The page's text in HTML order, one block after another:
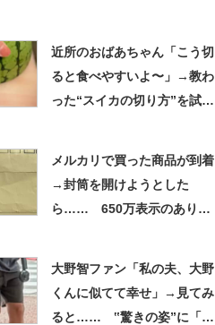
近所のおばあちゃん「こう切
ると食べやすいよ〜」→教わ
った“スイカの切り方”を試し
メルカリで買った商品が到着
→封筒を開けようとした
ら…… 650万表示のありえ
大野智ファン「私の夫、大野
くんに似てて幸せ」→見てみ
ると…… ‟驚きの姿”に「最